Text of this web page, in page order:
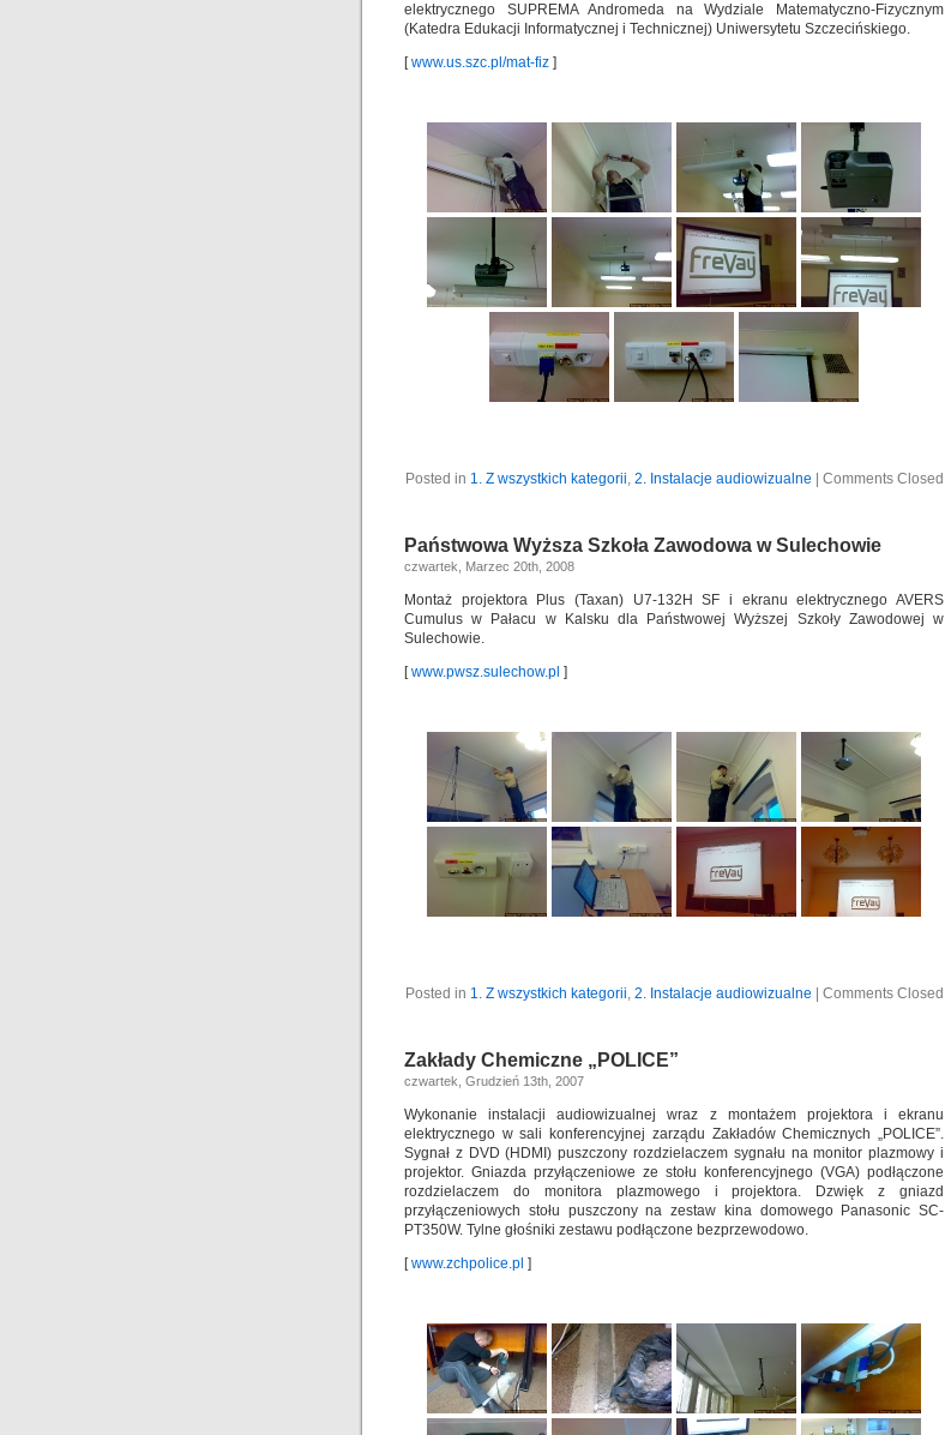
elektrycznego SUPREMA Andromeda na Wydziale Matematyczno-Fizycznym
(Katedra Edukacji Informatycznej i Technicznej) Uniwersytetu Szczecińskiego.
[www.us.szc.pl/mat-fiz ]
Posted in 1. Z wszystkich kategorii, 2. Instalacje audiowizualne Comments Closed
Państwowa Wyższa Szkoła Zawodowa w Sulechowie
czwartek, Marzec 20th, 2008
Montaż projektora Plus (Taxan) U7-132H SF i ekranu elektrycznego AVERS
Cumulus w Pałacu w Kalsku dla Państwowej Wyższej Szkoły Zawodowej w
Sulechowie.
[www.pwsz.sulechow.pl ]
Posted in 1. Z wszystkich kategorii, 2. Instalacje audiowizualne Comments Closed
Zakłady Chemiczne „POLICE”
czwartek, Grudzień 13th, 2007
Wykonanie instalacji audiowizualnej wraz z montażem projektora i ekranu
elektrycznego w sali konferencyjnej zarządu Zakładów Chemicznych „POLICE”.
Sygnał z DVD (HDMI) puszczony rozdzielaczem sygnału na monitor plazmowy i
projektor. Gniazda przyłączeniowe ze stołu konferencyjnego (VGA) podłączone
rozdzielaczem do monitora plazmowego i projektora. Dzwięk z gniazd
przyłączeniowych stołu puszczony na zestaw kina domowego Panasonic SC-
PT350W. Tylne głośniki zestawu podłączone bezprzewodowo.
[www.zchpolice.pl ]